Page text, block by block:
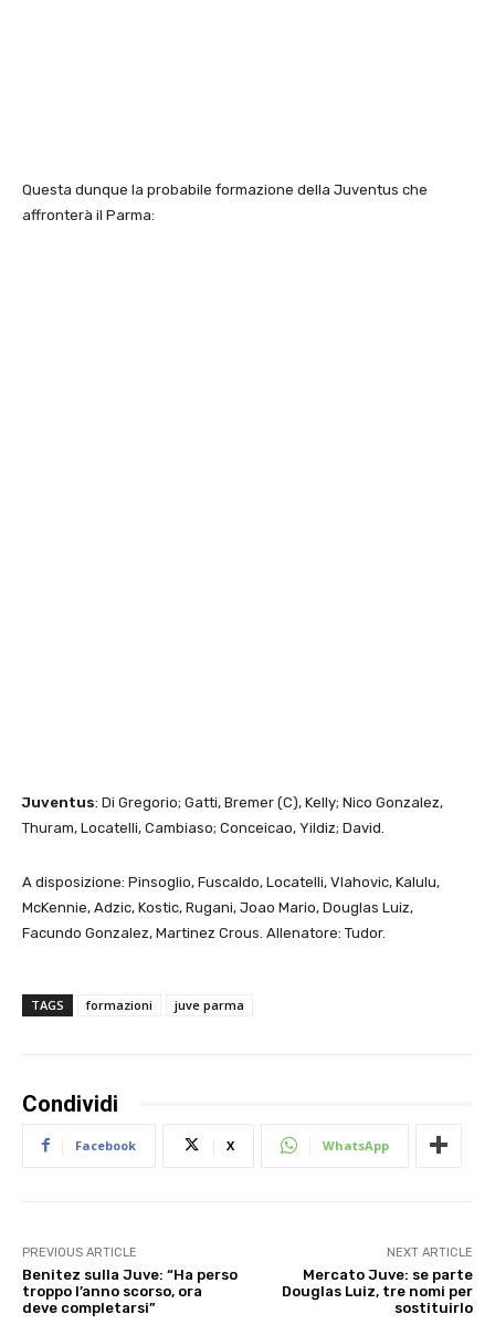
Questa dunque la probabile formazione della Juventus che
affronterà il Parma:
Juventus: Di Gregorio; Gatti, Bremer (C), Kelly; Nico Gonzalez,
Thuram, Locatelli, Cambiaso; Conceicao, Yildiz; David.
A disposizione: Pinsoglio, Fuscaldo, Locatelli, Vlahovic, Kalulu,
McKennie, Adzic, Kostic, Rugani, Joao Mario, Douglas Luiz,
Facundo Gonzalez, Martinez Crous. Allenatore: Tudor.
TAGS formazioni juve parma
Condividi
Facebook X WhatsApp
PREVIOUS ARTICLE
Benitez sulla Juve: “Ha perso
troppo l’anno scorso, ora
deve completarsi”
NEXT ARTICLE
Mercato Juve: se parte
Douglas Luiz, tre nomi per
sostituirlo